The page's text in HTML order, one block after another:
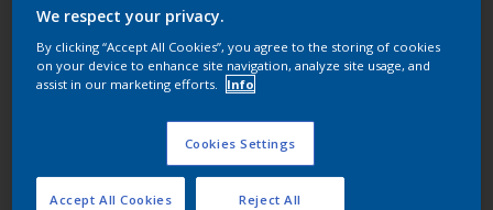
Trouver des produits dans cette couleur
Allons-y
We respect your privacy.
By clicking “Accept All Cookies”, you agree to the storing of cookies
on your device to enhance site navigation, analyze site usage, and
assist in our marketing efforts.
Info
Cookies Settings
Reject All
Accept All Cookies